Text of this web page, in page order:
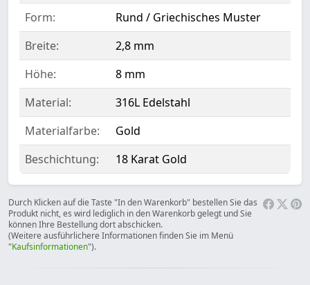
Form:
Rund / Griechisches Muster
Breite:
2,8 mm
Höhe:
8 mm
Material:
316L Edelstahl
Materialfarbe:
Gold
Beschichtung:
18 Karat Gold
Durch Klicken auf die Taste "In den Warenkorb" bestellen Sie das
Produkt nicht, es wird lediglich in den Warenkorb gelegt und Sie
können Ihre Bestellung dort abschicken.
(Weitere ausführlichere Informationen finden Sie im Menü
"Kaufsinformationen").